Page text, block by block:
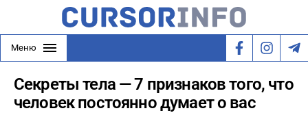
Меню
Секреты тела — 7 признаков того, что
человек постоянно думает о вас